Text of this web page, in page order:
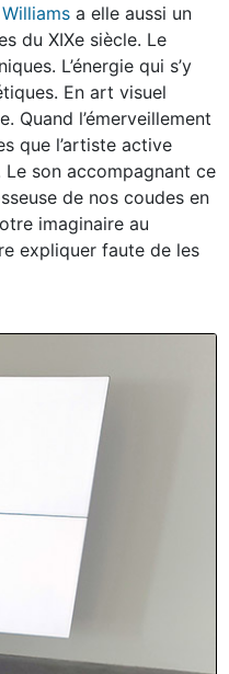
a elle aussi un
du XIXe siècle. Le
L’énergie qui s’y
En art visuel
Quand l’émerveillement
que l’artiste active
Le son accompagnant ce
de nos coudes en
imaginaire au
expliquer faute de les